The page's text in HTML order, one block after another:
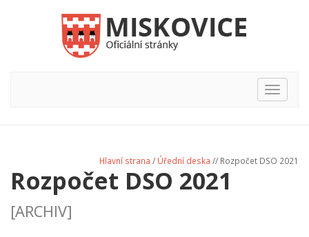
Hlavní
nabídka
Hlavní strana / Úřední deska // Rozpočet DSO 2021
Rozpočet DSO 2021
[ARCHIV]